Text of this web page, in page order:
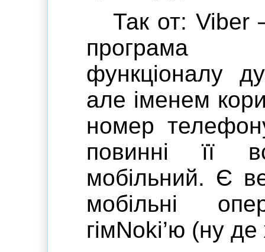
Так от:
функціоналу
але іменем
номер
повинні її
мобільний. Є
мобільні
гімNoki’ю (ну